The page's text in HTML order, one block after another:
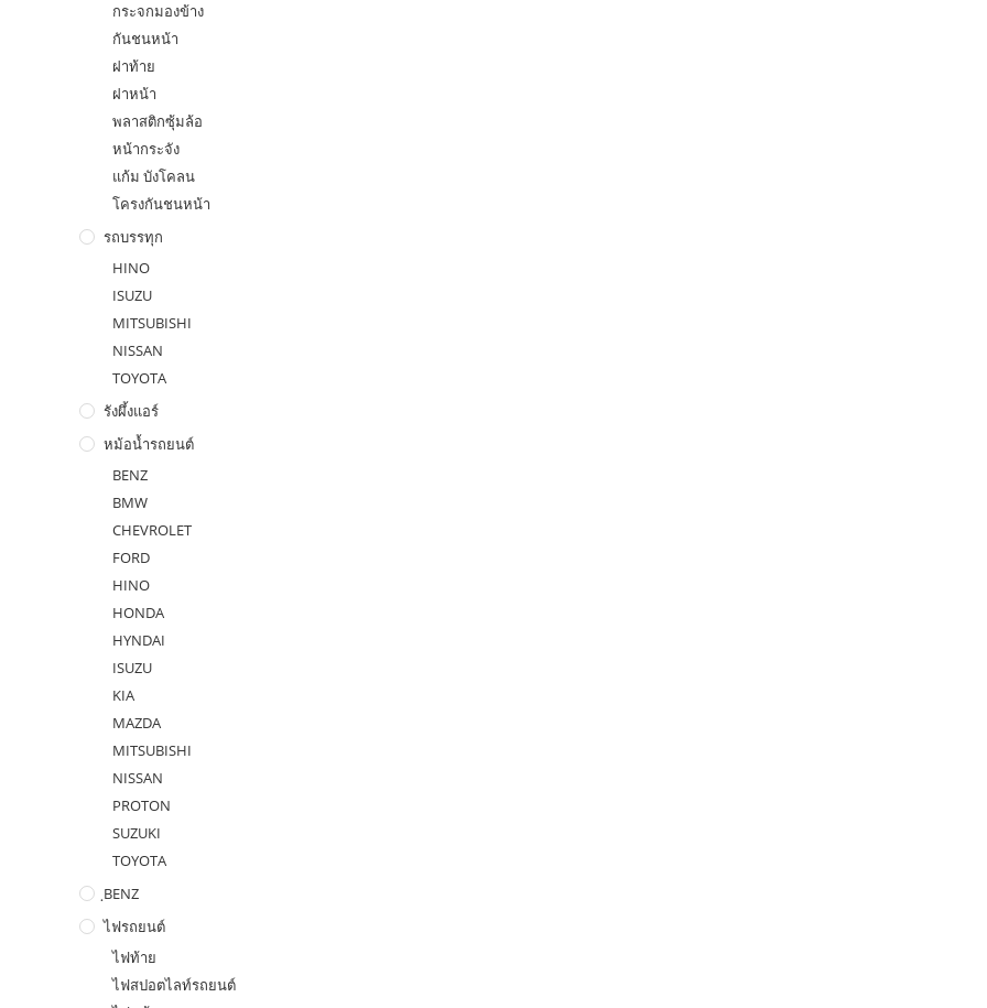
กระจกมองข้าง
กันชนหน้า
ฝาท้าย
ฝาหน้า
พลาสติกซุ้มล้อ
หน้ากระจัง
แก้ม บังโคลน
โครงกันชนหน้า
รถบรรทุก
HINO
ISUZU
MITSUBISHI
NISSAN
TOYOTA
รังผึ้งแอร์
หม้อน้ำรถยนต์
BENZ
BMW
CHEVROLET
FORD
HINO
HONDA
HYNDAI
ISUZU
KIA
MAZDA
MITSUBISHI
NISSAN
PROTON
SUZUKI
TOYOTA
ฺBENZ
ไฟรถยนต์
ไฟท้าย
ไฟสปอตไลท์รถยนต์